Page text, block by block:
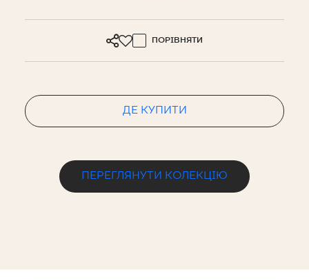
ПОРІВНЯТИ
ДЕ КУПИТИ
ПЕРЕГЛЯНУТИ КОЛЕКЦІЮ